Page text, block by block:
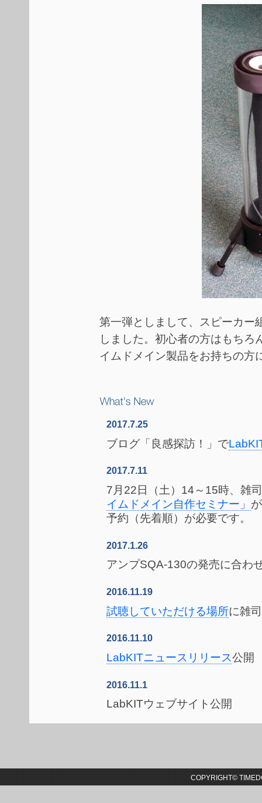
第一弾としまして、スピーカー
しました。初心者の方はもち
イムドメイン製品をお持ちの方
2017.7.25
ブログ「良感探訪！」で
2017.7.11
7月22日（土）14～15時、雑
イムドメイン自作セミナー」
予約（先着順）が必要です。
2017.1.26
アンプSQA-130の発売に合わ
2016.11.19
試聴していただける場所に雑
2016.11.10
LabKITニュースリリース公開
2016.11.1
LabKITウェブサイト公開
COPYRIGHT©